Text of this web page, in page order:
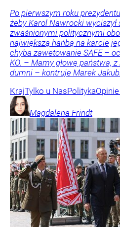
Po pierwszym roku
żeby Karol Nawrocki
zwaśnionymi politycznymi
największą hańbą na karcie
chyba zawetowanie SAFE –
KO. – Mamy głowę państwa,
dumni – kontruje Marek
KrajTylko u NasPolityka
Magdalena Frindt